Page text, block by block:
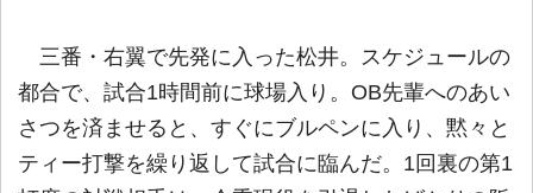
三番・右翼で先発に入った松井。スケジュールの
都合で、試合1時間前に球場入り。OB先輩へのあい
さつを済ませると、すぐにブルペンに入り、黙々と
ティー打撃を繰り返して試合に臨んだ。1回裏の第1